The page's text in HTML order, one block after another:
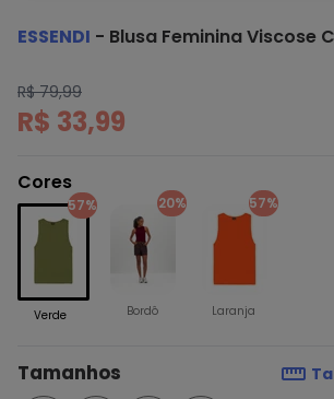
ESSENDI - Blusa Feminina Viscose
R$ 79,99
R$ 33,99
Cores
57%
Verde
20%
Bordô
57%
Laranja
Tamanhos